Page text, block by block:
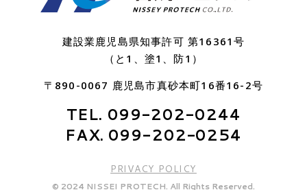
建設業鹿児島県知事許可 第16361号
（と1、塗1、防1）
〒890-0067 鹿児島市真砂本町16番16-2号
TEL. 099-202-0244
FAX. 099-202-0254
PRIVACY POLICY
©︎ 2024 NISSEI PROTECH. All Rights Reserved.